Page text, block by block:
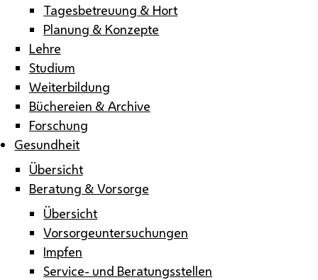
Tagesbetreuung & Hort
Planung & Konzepte
Lehre
Studium
Weiterbildung
Büchereien & Archive
Forschung
Gesundheit
Übersicht
Beratung & Vorsorge
Übersicht
Vorsorgeuntersuchungen
Impfen
Service- und Beratungsstellen